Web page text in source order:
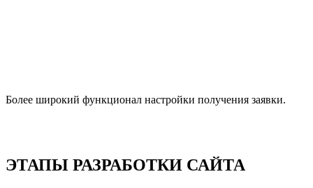
Более широкий функционал настройки получения заявки.
ЭТАПЫ РАЗРАБОТКИ САЙТА